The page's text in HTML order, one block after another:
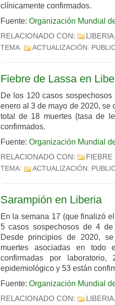
clínicamente confirmados.
Fuente: Organización Mundial
RELACIONADO CON: LIBERIA
TEMA: ACTUALIZACIÓN .
Fiebre de Lassa en
De los 120 casos
enero al 3 de mayo de 2020, se
total de 18 muertes (tasa de
confirmados.
Fuente: Organización Mundial
RELACIONADO CON: FIEBRE
TEMA: ACTUALIZACIÓN .
Sarampión en Liberia
En la semana 17 (que finalizó
5 casos sospechosos de 4
Desde principios de 2020,
muertes asociadas en
confirmadas por
epidemiológico y 53 están
Fuente: Organización Mundial
RELACIONADO CON: LIBERIA